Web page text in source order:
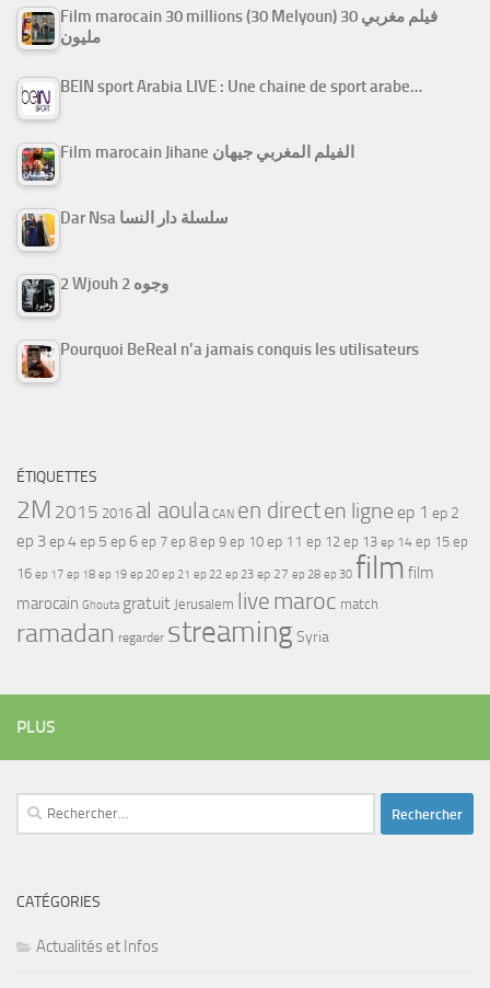
Film marocain 30 millions (30 Melyoun) فيلم مغربي 30
مليون
BEIN sport Arabia LIVE : Une chaine de sport arabe…
Film marocain Jihane الفيلم المغربي جيهان
Dar Nsa سلسلة دار النسا
2 Wjouh 2 وجوه
Pourquoi BeReal n’a jamais conquis les utilisateurs
ÉTIQUETTES
2M 2015 2016 al aoula CAN en directen ligne ep 1 ep 2
ep 3ep 4ep 5 ep 6 ep 7 ep 8 ep 9 ep 10 ep 11 ep 12 ep 13 ep 14 ep 15 ep
16 ep 17 ep 18 ep 19 ep 20 ep 21 ep 22 ep 23 ep 27 ep 28 ep 30 film film
marocain Ghouta gratuit Jerusalem live maroc match
ramadan regarder streamingSyria
PLUS
Rechercher :
CATÉGORIES
Actualités et Infos